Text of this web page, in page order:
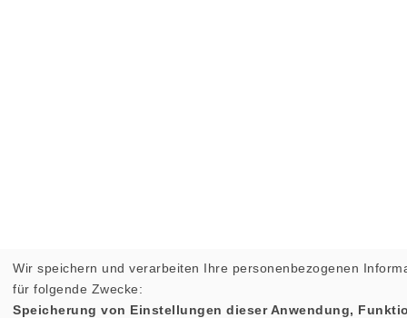
Wir speichern und verarbeiten Ihre personenbezogenen
für folgende Zwecke:
Speicherung von Einstellungen dieser Anwendung,